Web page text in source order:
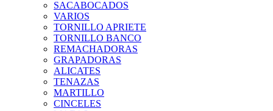
SACABOCADOS
VARIOS
TORNILLO APRIETE
TORNILLO BANCO
REMACHADORAS
GRAPADORAS
ALICATES
TENAZAS
MARTILLO
CINCELES